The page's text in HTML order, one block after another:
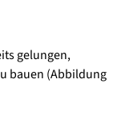
gelungen,
bauen (Abbildung